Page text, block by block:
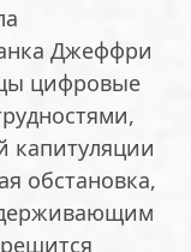
Джеффри
цифровые
капитуляции
обстановка,